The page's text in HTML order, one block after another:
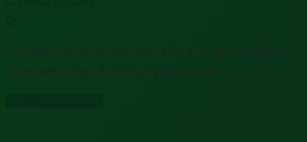
Có nhiều cách kiếm tiền khác nhau, nhưng khi phân loại,
chúng luôn thuộc 4 nhóm này. Bài này sẽ...